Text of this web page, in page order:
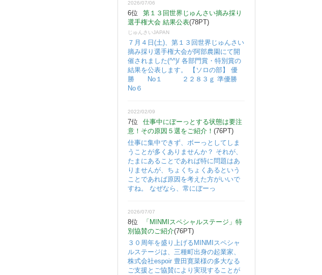
2026/07/06
6位
第１３回世界じゅんさい摘み採り
選手権大会 結果公表(78PT)
じゅんさいJAPAN
７月４日(土)、第１３回世界じゅんさい
摘み採り選手権大会が阿部農園にて開
催されました(^^)/ 各部門賞・特別賞の
結果を公表します。 【ソロの部】 優
勝 No１ ２２８３ｇ 準優勝
No６
2022/02/09
7位
仕事中にぼーっとする状態は要注
意！その原因５選をご紹介！ (76PT)
仕事に集中できず、ボーっとしてしま
うことが多くありませんか？ それが、
たまにあることであれば特に問題はあ
りませんが、ちょくちょくあるという
ことであれば原因を考えた方がいいで
すね。 なぜなら、常にぼーっ
2026/07/07
8位
「MINMIスペシャルステージ」特
別協賛のご紹介(76PT)
３０周年を盛り上げるMINMIスペシャ
ルステージは、三種町出身の起業家、
株式会社espoir 豊田寛菜様の多大なる
ご支援とご協賛により実現することが